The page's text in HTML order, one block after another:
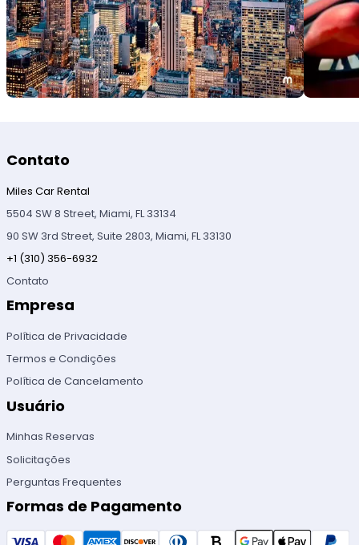
Contato
Miles Car Rental
5504 SW 8 Street, Miami, FL 33134
90 SW 3rd Street, Suite 2803, Miami, FL 33130
+1 (310) 356-6932
Contato
Empresa
Política de Privacidade
Termos e Condições
Política de Cancelamento
Usuário
Minhas Reservas
Solicitações
Perguntas Frequentes
Formas de Pagamento